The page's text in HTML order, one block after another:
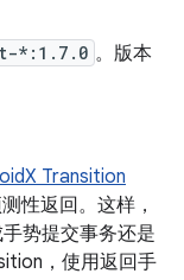
*:1.7.0 。版本
Transition
性返回。这样，
势提交事务还是
，使用返回手